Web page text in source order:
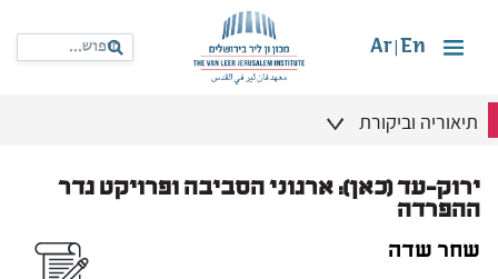
En
Ar
תיאוריה וביקורת
ירוק-עד (כאן): ארגוני הסביבה ופרויקט גדר
ההפרדה
שחר שדה